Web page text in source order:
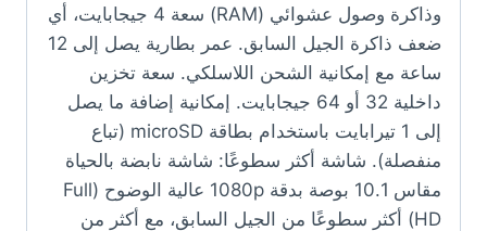
وذاكرة وصول عشوائي (RAM) سعة 4 جيجابايت، أي
ضعف ذاكرة الجيل السابق. عمر بطارية يصل إلى 12
ساعة مع إمكانية الشحن اللاسلكي. سعة تخزين
داخلية 32 أو 64 جيجابايت. إمكانية إضافة ما يصل
إلى 1 تيرابايت باستخدام بطاقة microSD (تباع
منفصلة). شاشة أكثر سطوعًا: شاشة نابضة بالحياة
مقاس 10.1 بوصة بدقة 1080p عالية الوضوح (Full
HD) أكثر سطوعًا من الجيل السابق، مع أكثر من